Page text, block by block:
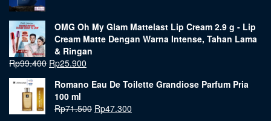
OMG Oh My Glam Mattelast Lip Cream 2.9 g - Lip
Cream Matte Dengan Warna Intense, Tahan Lama
& Ringan
Rp99.400 Rp25.900
Romano Eau De Toilette Grandiose Parfum Pria
100 ml
Rp71.500 Rp47.300